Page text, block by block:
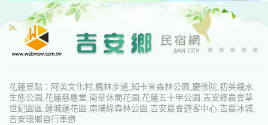
花蓮景點：阿美文化村,楓林步道,知卡宣森林公園,慶修院,初英親水
生態公園,花蓮慈惠堂,南華休閒花園,花蓮五十甲公園,吉安鄉農會草
世紀園區,蓮城蓮花園,南埔綠森林公園,吉安農會遊客中心,吉農冰城,
吉安環鄉自行車道